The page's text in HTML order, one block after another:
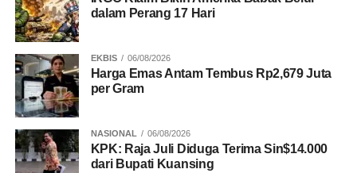
dalam Perang 17 Hari
EKBIS 06/08/2026
Harga Emas Antam Tembus Rp2,679 Juta
per Gram
NASIONAL 06/08/2026
KPK: Raja Juli Diduga Terima Sin$14.000
dari Bupati Kuansing